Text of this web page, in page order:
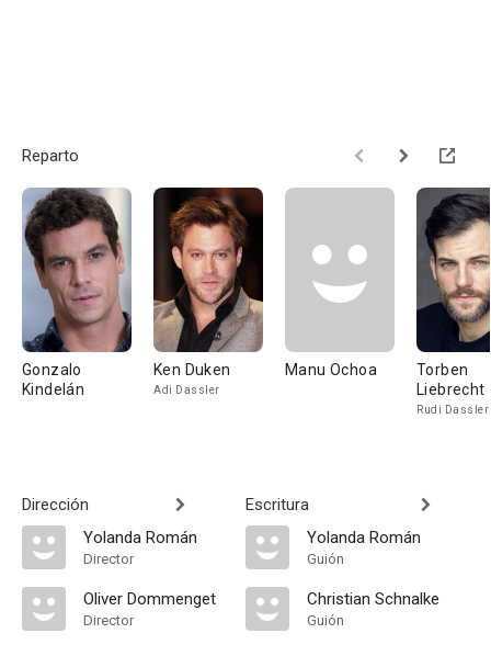
Reparto
Gonzalo
Kindelán
Ken Duken
Adi Dassler
Manu Ochoa
Torben
Liebrecht
Rudi Dassler
Dirección
Yolanda Román
Director
Oliver Dommenget
Director
Escritura
Yolanda Román
Guión
Christian Schnalke
Guión